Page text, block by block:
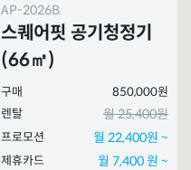
AP-2026B
스퀘어핏 공기청정기
(66㎡)
구매
850,000원
렌탈
월 25,400원
프로모션 월 22,400원 ~
제휴카드 월 7,400 원 ~